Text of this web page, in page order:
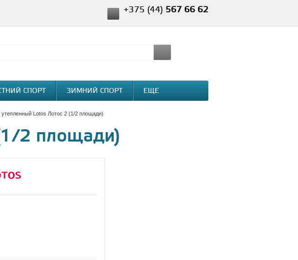
+375 (44) 567 66 62
СПОРТ ЗИМНИЙ СПОРТ ЕЩЕ
утепленный Lotos Лотос 2 (1/2 площади)
2 площади)